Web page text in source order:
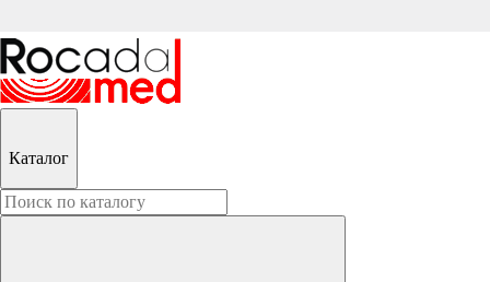
Каталог